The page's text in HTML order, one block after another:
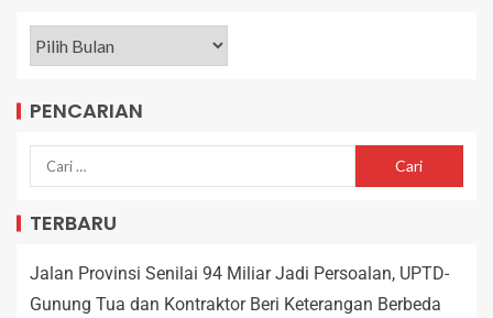
PENCARIAN
TERBARU
Jalan Provinsi Senilai 94 Miliar Jadi Persoalan, UPTD-
Gunung Tua dan Kontraktor Beri Keterangan Berbeda